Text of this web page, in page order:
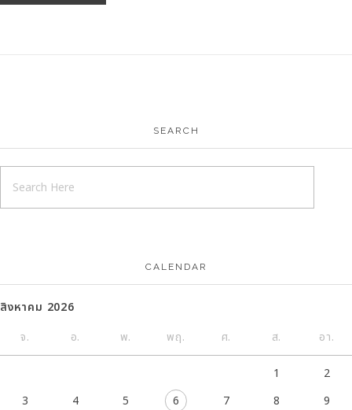
SEARCH
CALENDAR
สิงหาคม 2026
จ.
อ. พ. พฤ. ศ. ส. อา.
1
2
3
4 5 6 7 8
9